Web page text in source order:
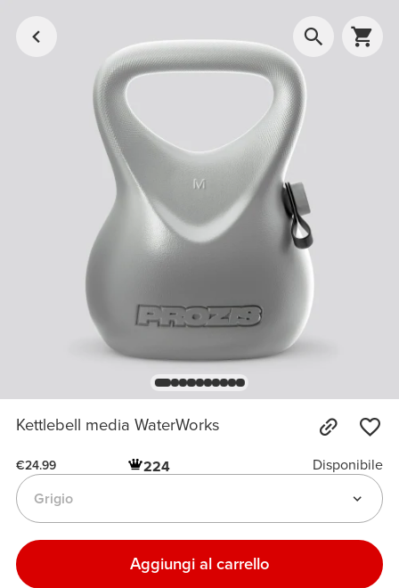
Kettlebell media WaterWorks
€24.99 224
Disponibile
Grigio
Aggiungi al carrello